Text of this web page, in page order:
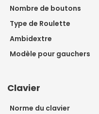
Nombre de boutons
Type de Roulette
Ambidextre
Modèle pour gauchers
Clavier
Norme du clavier